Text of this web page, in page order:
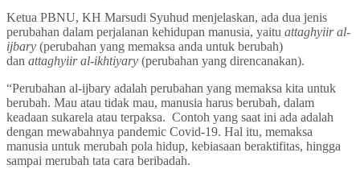
Ketua PBNU, KH Marsudi Syuhud menjelaskan, ada dua jenis
perubahan dalam perjalanan kehidupan manusia, yaitu attaghyiir al-
ijbary (perubahan yang memaksa anda untuk berubah)
dan attaghyiir al-ikhtiyary (perubahan yang direncanakan).
“Perubahan al-ijbary adalah perubahan yang memaksa kita untuk
berubah. Mau atau tidak mau, manusia harus berubah, dalam
keadaan sukarela atau terpaksa. Contoh yang saat ini ada adalah
dengan mewabahnya pandemic Covid-19. Hal itu, memaksa
manusia untuk merubah pola hidup, kebiasaan beraktifitas, hingga
sampai merubah tata cara beribadah.